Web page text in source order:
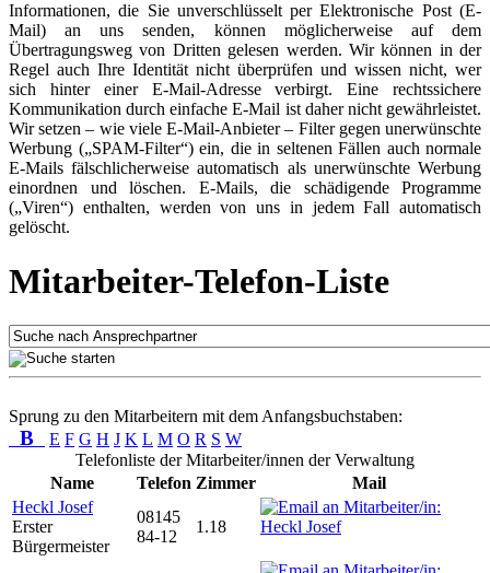
Informationen, die Sie unverschlüsselt per Elektronische Post (E-
Mail) an uns senden, können möglicherweise auf dem
Übertragungsweg von Dritten gelesen werden. Wir können in der
Regel auch Ihre Identität nicht überprüfen und wissen nicht, wer
sich hinter einer E-Mail-Adresse verbirgt. Eine rechtssichere
Kommunikation durch einfache E-Mail ist daher nicht gewährleistet.
Wir setzen – wie viele E-Mail-Anbieter – Filter gegen unerwünschte
Werbung („SPAM-Filter“) ein, die in seltenen Fällen auch normale
E-Mails fälschlicherweise automatisch als unerwünschte Werbung
einordnen und löschen. E-Mails, die schädigende Programme
(„Viren“) enthalten, werden von uns in jedem Fall automatisch
gelöscht.
Mitarbeiter-Telefon-Liste
Sprung zu den Mitarbeitern mit dem Anfangsbuchstaben:
B E F G H J K L M O R S W
Telefonliste der Mitarbeiter/innen der Verwaltung
Name
Telefon Zimmer
Mail
Heckl Josef
Erster
Bürgermeister
08145
84-12
1.18